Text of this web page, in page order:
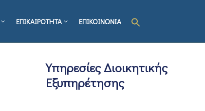
ΕΠΙΚΑΙΡΟΤΗΤΑ ΕΠΙΚΟΙΝΩΝΙΑ
Υπηρεσίες Διοικητικής
Εξυπηρέτησης